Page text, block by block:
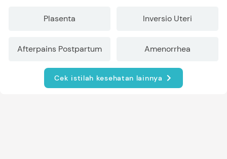
Plasenta Inversio Uteri
Afterpains Postpartum Amenorrhea
Cek istilah kesehatan lainnya